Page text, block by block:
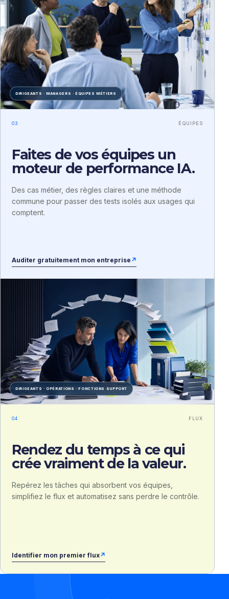
DIRIGEANTS · MANAGERS · ÉQUIPES MÉTIERS
03 ÉQUIPES
Faites de vos équipes un
moteur de performance IA.
Des cas métier, des règles claires et une méthode
commune pour passer des tests isolés aux usages qui
comptent.
Auditer gratuitement mon entreprise ↗
DIRIGEANTS · OPÉRATIONS · FONCTIONS SUPPORT
04 FLUX
Rendez du temps à ce qui
crée vraiment de la valeur.
Repérez les tâches qui absorbent vos équipes,
simplifiez le flux et automatisez sans perdre le contrôle.
Identifier mon premier flux↗